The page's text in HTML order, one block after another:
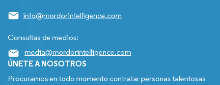
info@mordorintelligence.com
Consultas de medios:
media@mordorintelligence.com
ÚNETE A NOSOTROS
Procuramos en todo momento contratar personas talentosas